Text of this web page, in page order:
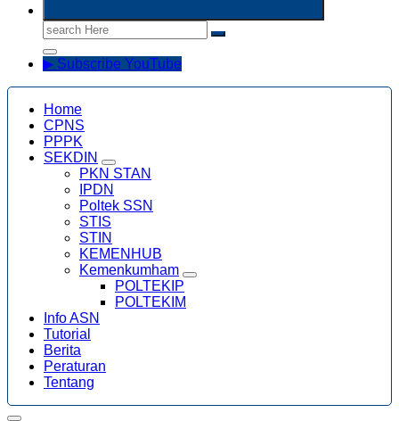
Search
for:
▶ Subscribe YouTube
Home
CPNS
PPPK
SEKDIN
PKN STAN
IPDN
Poltek SSN
STIS
STIN
KEMENHUB
Kemenkumham
POLTEKIP
POLTEKIM
Info ASN
Tutorial
Berita
Peraturan
Tentang